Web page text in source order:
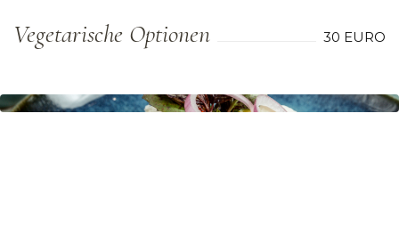
Vegetarische Optionen 30 EURO